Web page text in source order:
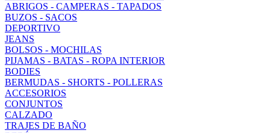
ABRIGOS - CAMPERAS - TAPADOS
BUZOS - SACOS
DEPORTIVO
JEANS
BOLSOS - MOCHILAS
PIJAMAS - BATAS - ROPA INTERIOR
BODIES
BERMUDAS - SHORTS - POLLERAS
ACCESORIOS
CONJUNTOS
CALZADO
TRAJES DE BAÑO